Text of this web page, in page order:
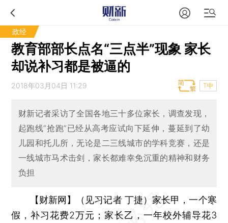
政经
教育部部长点名“三点半”现象 家长
却说补习都是被逼的
2018年03月04日 11:29 T中
财新记者采访了全国各地三十多位家长，调查发现，
起跑线“抢跑”已经从高考应试向下延伸，蔓延到了幼
儿园和托儿所，无论是二三线城市的学科竞赛，还是
一线城市马术击剑，家长都难幸免沉重的精神和财务
负担
【财新网】（见习记者 丁捷） 家长甲，一个寒
假，补习花费2万元；家长乙，一年校外辅导花3